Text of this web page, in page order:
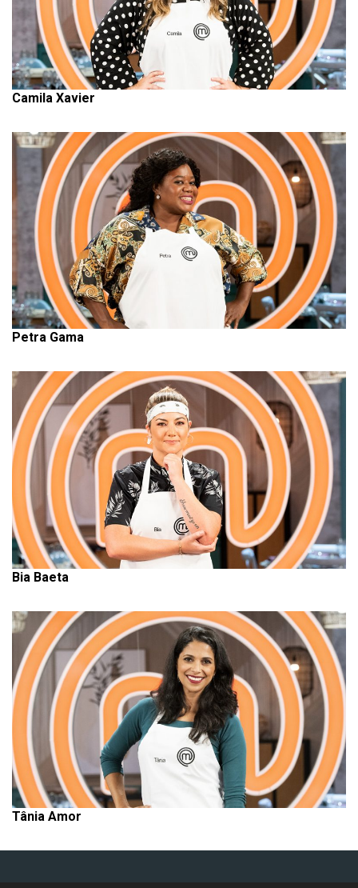
Camila Xavier
Petra Gama
Bia Baeta
Tânia Amor